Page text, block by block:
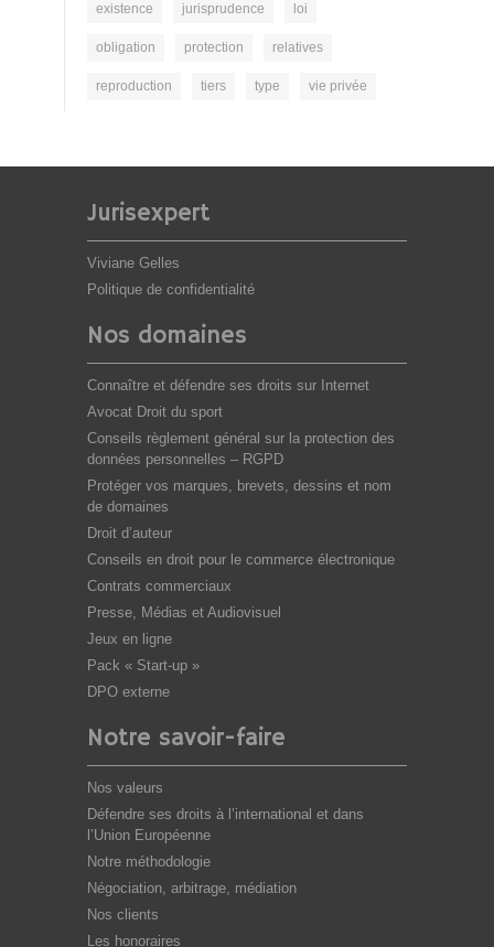
existence jurisprudence loi
obligation protection relatives
reproduction tiers type vie privée
Jurisexpert
Viviane Gelles
Politique de confidentialité
Nos domaines
Connaître et défendre ses droits sur Internet
Avocat Droit du sport
Conseils règlement général sur la protection des
données personnelles – RGPD
Protéger vos marques, brevets, dessins et nom
de domaines
Droit d’auteur
Conseils en droit pour le commerce électronique
Contrats commerciaux
Presse, Médias et Audiovisuel
Jeux en ligne
Pack « Start-up »
DPO externe
Notre savoir-faire
Nos valeurs
Défendre ses droits à l’international et dans
l’Union Européenne
Notre méthodologie
Négociation, arbitrage, médiation
Nos clients
Les honoraires